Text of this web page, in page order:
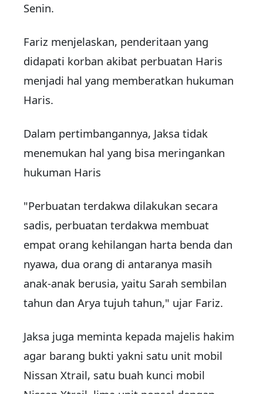
Senin.
Fariz menjelaskan, penderitaan yang
didapati korban akibat perbuatan Haris
menjadi hal yang memberatkan hukuman
Haris.
Dalam pertimbangannya, Jaksa tidak
menemukan hal yang bisa meringankan
hukuman Haris
"Perbuatan terdakwa dilakukan secara
sadis, perbuatan terdakwa membuat
empat orang kehilangan harta benda dan
nyawa, dua orang di antaranya masih
anak-anak berusia, yaitu Sarah sembilan
tahun dan Arya tujuh tahun," ujar Fariz.
Jaksa juga meminta kepada majelis hakim
agar barang bukti yakni satu unit mobil
Nissan Xtrail, satu buah kunci mobil